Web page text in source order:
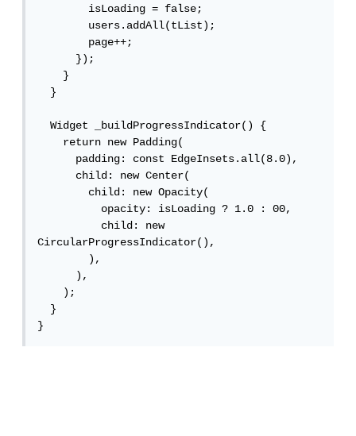
        isLoading = false;
        users.addAll(tList);
        page++;
      });
    }
  }
  Widget _buildProgressIndicator() {
    return new Padding(
      padding: const EdgeInsets.all(8.0),
      child: new Center(
        child: new Opacity(
          opacity: isLoading ? 1.0 : 00,
          child: new
CircularProgressIndicator(),
        ),
      ),
    );
  }
}